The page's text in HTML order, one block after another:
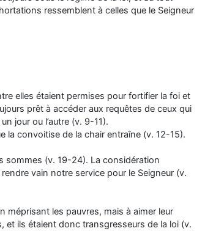
ressemblent à celles que le Seigneur
elles étaient permises pour fortifier la foi et
prêt à accéder aux requêtes de ceux qui
jour ou l’autre (v. 9-11).
la convoitise de la chair entraîne (v. 12-15).
sommes (v. 19-24). La considération
vain notre service pour le Seigneur (v.
méprisant les pauvres, mais à aimer leur
et ils étaient donc transgresseurs de la loi (v.